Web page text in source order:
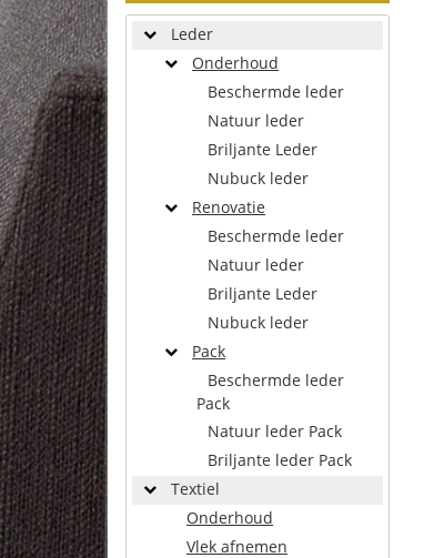
Leder
Onderhoud
Beschermde leder
Natuur leder
Briljante Leder
Nubuck leder
Renovatie
Beschermde leder
Natuur leder
Briljante Leder
Nubuck leder
Pack
Beschermde leder
Pack
Natuur leder Pack
Briljante leder Pack
Textiel
Onderhoud
Vlek afnemen